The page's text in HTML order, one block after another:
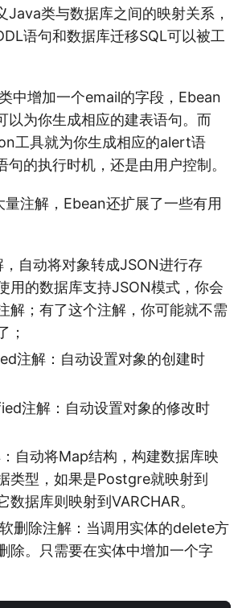
Java类与数据库之间的映射关系，
语句和数据库迁移SQL可以被工
中增加一个email的字段，Ebean
以为你生成相应的建表语句。而
工具就为你生成相应的alert语
句的执行时机，还是由用户控制。
量注解，Ebean还扩展了一些有用
自动将对象转成JSON进行存
用的数据库支持JSON模式，你会
解；有了这个注解，你可能就不需
；
注解：自动设置对象的创建时
注解：自动设置对象的修改时
自动将Map结构，构建数据库映
类型，如果是Postgre就映射到
数据库则映射到VARCHAR。
删除注解：当调用实体的delete方
除。只需要在实体中增加一个字